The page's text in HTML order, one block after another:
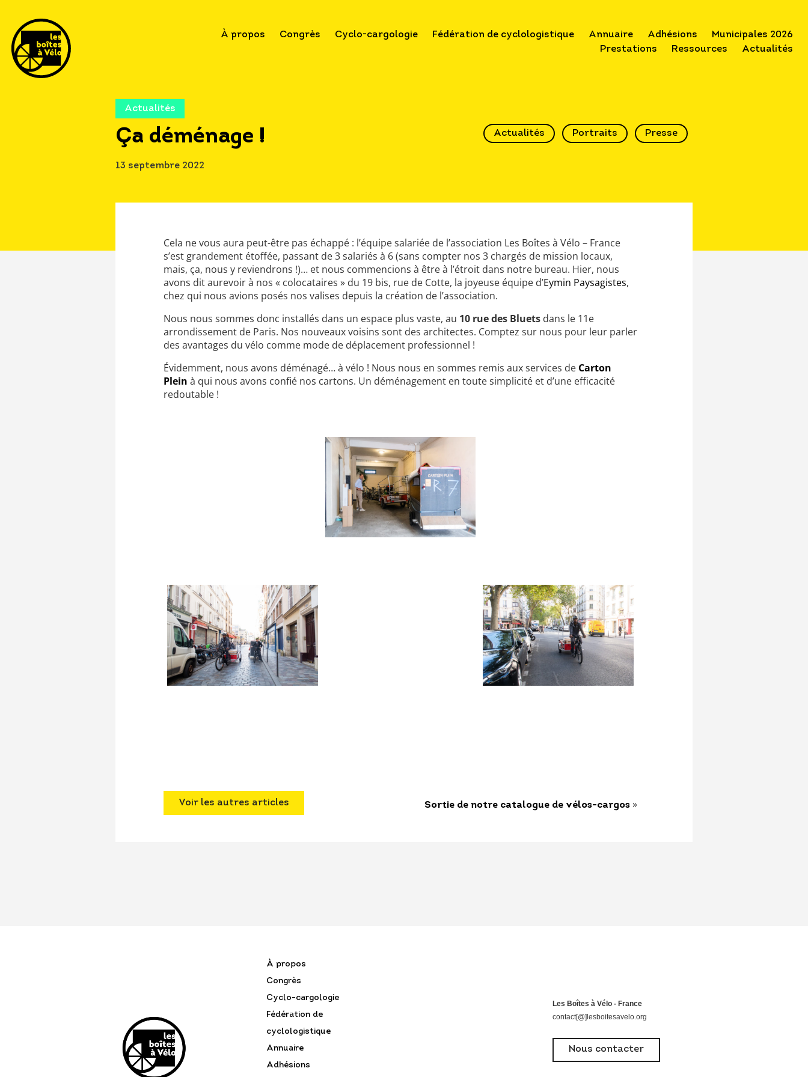
À propos Congrès Cyclo-cargologie Fédération de cyclologistique Annuaire Adhésions
Municipales 2026
Prestations
Ressources Actualités
Actualités
Ça déménage !
13 septembre 2022
Actualités Portraits Presse
Cela ne vous aura peut-être pas échappé : l’équipe salariée de l’association Les Boîtes à Vélo – France
s’est grandement étoffée, passant de 3 salariés à 6 (sans compter nos 3 chargés de mission locaux,
mais, ça, nous y reviendrons !)… et nous commencions à être à l’étroit dans notre bureau. Hier, nous
avons dit aurevoir à nos « colocataires » du 19 bis, rue de Cotte, la joyeuse équipe d’Eymin Paysagistes,
chez qui nous avions posés nos valises depuis la création de l’association.
Nous nous sommes donc installés dans un espace plus vaste, au 10 rue des Bluets dans le 11e
arrondissement de Paris. Nos nouveaux voisins sont des architectes. Comptez sur nous pour leur parler
des avantages du vélo comme mode de déplacement professionnel !
Évidemment, nous avons déménagé… à vélo ! Nous nous en sommes remis aux services de Carton
Plein à qui nous avons confié nos cartons. Un déménagement en toute simplicité et d’une efficacité
redoutable !
Voir les autres articles Sortie de notre catalogue de vélos-cargos »
À propos
Congrès
Cyclo-cargologie
Fédération de
cyclologistique
Annuaire
Adhésions
Les Boîtes à Vélo - France
contact[@]lesboitesavelo.org
Nous contacter